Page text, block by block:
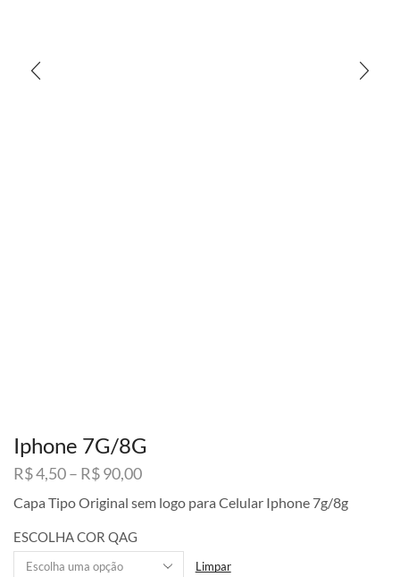
Iphone 7G/8G
R$4,50– R$90,00Faixa
preço:
através
R$ 90,00
Capa Tipo Original sem logo para Celular Iphone 7g/8g
ESCOLHA COR QAG
Limpar